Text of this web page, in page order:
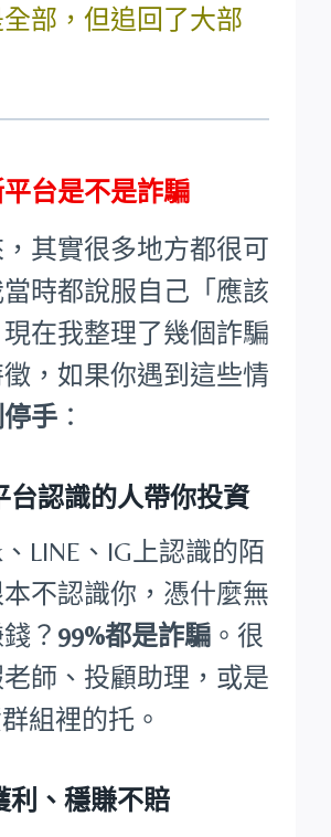
部，但追回了大部
台是不是詐騙
其實很多地方都很可
時都說服自己「應該
在我整理了幾個詐騙
，如果你遇到這些情
手 ：
台認識的人帶你投資
、LINE、IG上認識的陌
不認識你，憑什麼無
？ 99%都是詐騙 。很
師、投顧助理，或是
組裡的托。
利、穩賺不賠